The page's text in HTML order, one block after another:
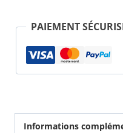
PAIEMENT
Informations